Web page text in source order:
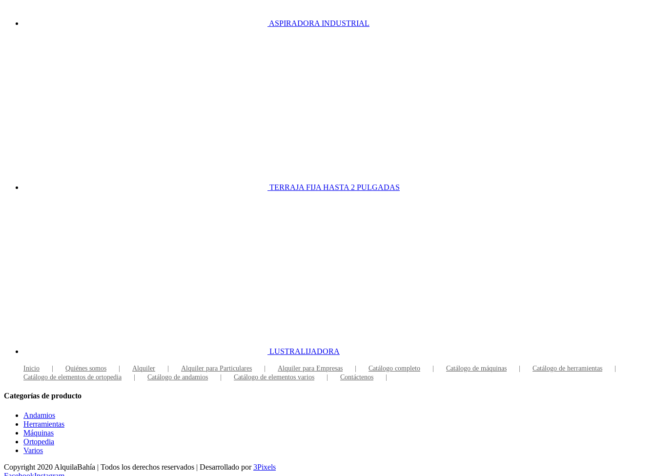
ASPIRADORA INDUSTRIAL
TERRAJA FIJA HASTA 2 PULGADAS
LUSTRALIJADORA
Inicio Quiénes somos Alquiler Alquiler para Particulares Alquiler para Empresas Catálogo completo Catálogo de máquinas
Catálogo de herramientas
Catálogo de elementos de ortopedia
Catálogo de andamios Catálogo de elementos varios Contáctenos
Categorías de producto
Andamios
Herramientas
Máquinas
Ortopedia
Varios
Copyright 2020 AlquilaBahía | Todos los derechos reservados | Desarrollado por3Pixels